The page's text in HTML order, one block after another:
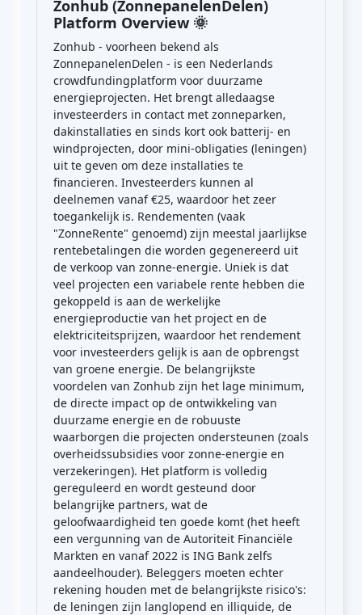
Zonhub (ZonnepanelenDelen)
Platform Overview 🌞
Zonhub - voorheen bekend als
ZonnepanelenDelen - is een Nederlands
crowdfundingplatform voor duurzame
energieprojecten. Het brengt alledaagse
investeerders in contact met zonneparken,
dakinstallaties en sinds kort ook batterij- en
windprojecten, door mini-obligaties (leningen)
uit te geven om deze installaties te
financieren. Investeerders kunnen al
deelnemen vanaf €25, waardoor het zeer
toegankelijk is. Rendementen (vaak
"ZonneRente" genoemd) zijn meestal jaarlijkse
rentebetalingen die worden gegenereerd uit
de verkoop van zonne-energie. Uniek is dat
veel projecten een variabele rente hebben die
gekoppeld is aan de werkelijke
energieproductie van het project en de
elektriciteitsprijzen, waardoor het rendement
voor investeerders gelijk is aan de opbrengst
van groene energie. De belangrijkste
voordelen van Zonhub zijn het lage minimum,
de directe impact op de ontwikkeling van
duurzame energie en de robuuste
waarborgen die projecten ondersteunen (zoals
overheidssubsidies voor zonne-energie en
verzekeringen). Het platform is volledig
gereguleerd en wordt gesteund door
belangrijke partners, wat de
geloofwaardigheid ten goede komt (het heeft
een vergunning van de Autoriteit Financiële
Markten en vanaf 2022 is ING Bank zelfs
aandeelhouder). Beleggers moeten echter
rekening houden met de belangrijkste risico's:
de leningen zijn langlopend en illiquide, de